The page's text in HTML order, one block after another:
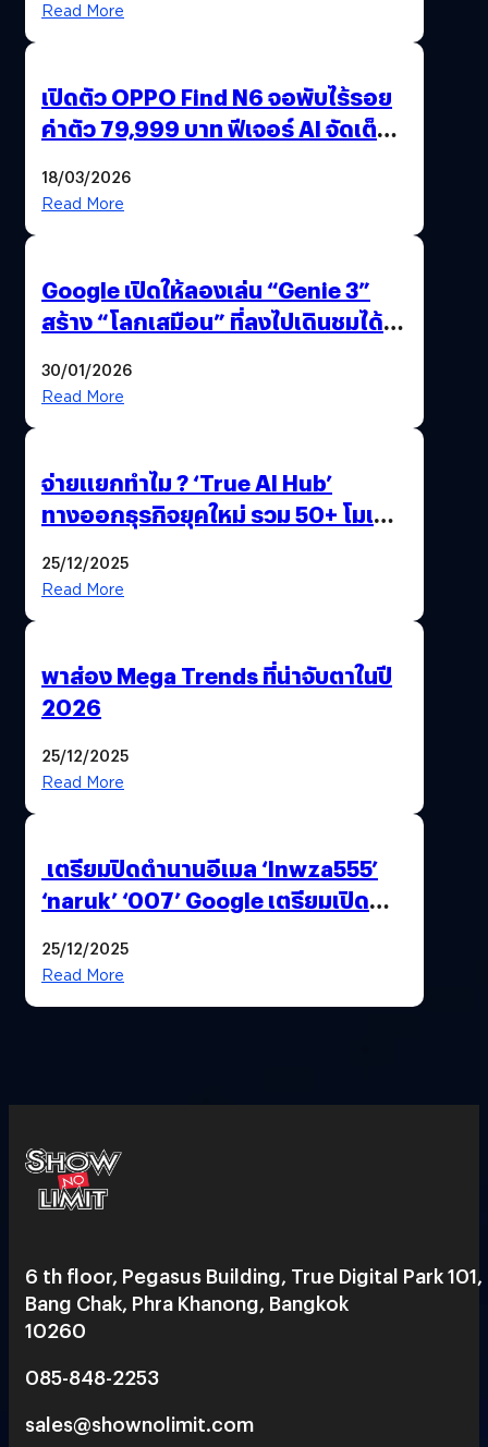
Read More
เปิดตัว OPPO Find N6 จอพับไร้รอย
ค่าตัว 79,999 บาท ฟีเจอร์ AI จัดเต็ม
18/03/2026
Read More
Google เปิดให้ลองเล่น “Genie 3”
สร้าง “โลกเสมือน” ที่ลงไปเดินชมได้
30/01/2026
Read More
จ่ายแยกทำไม ? ‘True AI Hub’
ทางออกธุรกิจยุคใหม่ รวม 50+ โมเดล
25/12/2025
Read More
พาส่อง Mega Trends ที่น่าจับตาในปี
2026
25/12/2025
Read More
เตรียมปิดตำนานอีเมล ‘lnwza555’
‘naruk’ ‘007’ Google เตรียมเปิด
25/12/2025
Read More
6 th floor, Pegasus Building, True Digital Park 101,
Bang Chak, Phra Khanong, Bangkok
10260
085-848-2253
sales@shownolimit.com